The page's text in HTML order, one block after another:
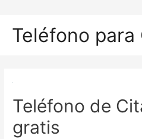
contenido
Teléfono para
Teléfono de
gratis